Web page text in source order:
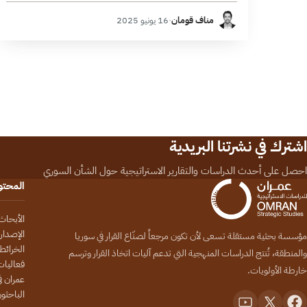
تطوير وتحديث البنية التحتية،…
مناف قومان·16 يونيو 2025
اشترك في نشرتنا البريدية
احصل على أحدث الدراسات والتقارير الاستراتيجية حول الشأن السوري
مؤسسة بحثية مستقلة تسعى لأن تكون مرجعاً لصنّاع القرار في سوريا
والمنطقة، تُنتج الدراسات المنهجية التي تدعم آليات اتخاذ القرار وترسم
خارطة الأولويات.
عمران